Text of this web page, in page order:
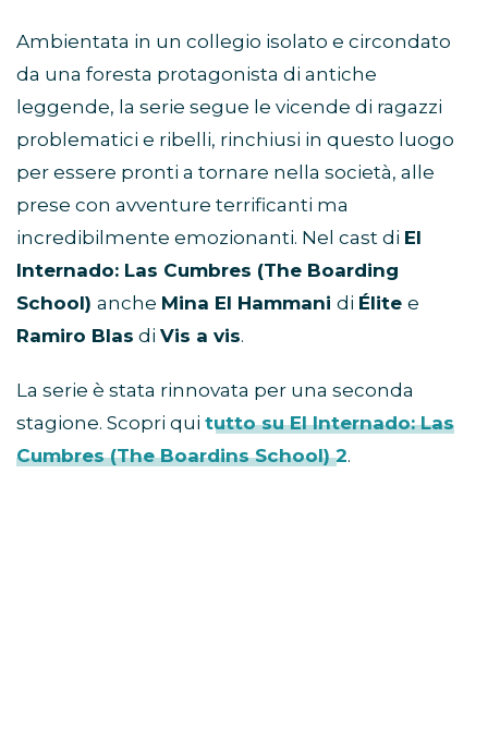
Ambientata in un collegio isolato e circondato
da una foresta protagonista di antiche
leggende, la serie segue le vicende di ragazzi
problematici e ribelli, rinchiusi in questo luogo
per essere pronti a tornare nella società, alle
prese con avventure terrificanti ma
incredibilmente emozionanti. Nel cast di El
Internado: Las Cumbres (The Boarding
School) anche Mina El Hammani di Élite e
Ramiro Blas di Vis a vis.
La serie è stata rinnovata per una seconda
stagione. Scopri qui tutto su El Internado: Las
Cumbres (The Boardins School) 2.